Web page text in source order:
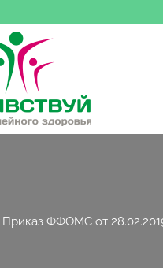
Приказ ФФОМС от